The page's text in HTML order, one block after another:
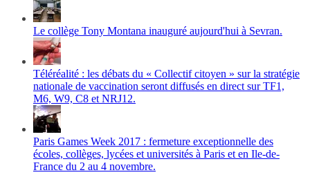
Le collège Tony Montana inauguré aujourd'hui à Sevran.
Téléréalité : les débats du « Collectif citoyen » sur la stratégie
nationale de vaccination seront diffusés en direct sur TF1,
M6, W9, C8 et NRJ12.
Paris Games Week 2017 : fermeture exceptionnelle des
écoles, collèges, lycées et universités à Paris et en Ile-de-
France du 2 au 4 novembre.